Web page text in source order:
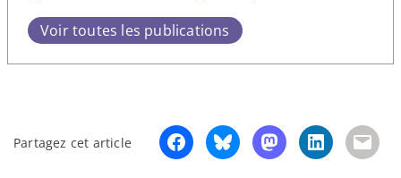
Voir toutes les publications
Partagez cet article